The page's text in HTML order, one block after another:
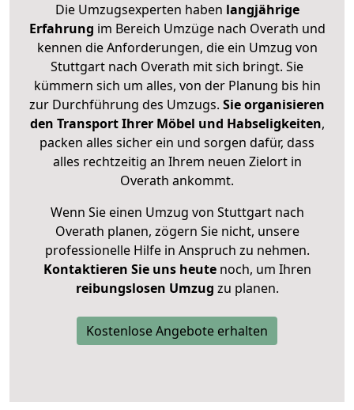
Die Umzugsexperten haben langjährige
Erfahrung im Bereich Umzüge nach Overath und
kennen die Anforderungen, die ein Umzug von
Stuttgart nach Overath mit sich bringt. Sie
kümmern sich um alles, von der Planung bis hin
zur Durchführung des Umzugs. Sie organisieren
den Transport Ihrer Möbel und Habseligkeiten,
packen alles sicher ein und sorgen dafür, dass
alles rechtzeitig an Ihrem neuen Zielort in
Overath ankommt.
Wenn Sie einen Umzug von Stuttgart nach
Overath planen, zögern Sie nicht, unsere
professionelle Hilfe in Anspruch zu nehmen.
Kontaktieren Sie uns heutenoch, um Ihren
reibungslosen Umzug zu planen.
Kostenlose Angebote erhalten